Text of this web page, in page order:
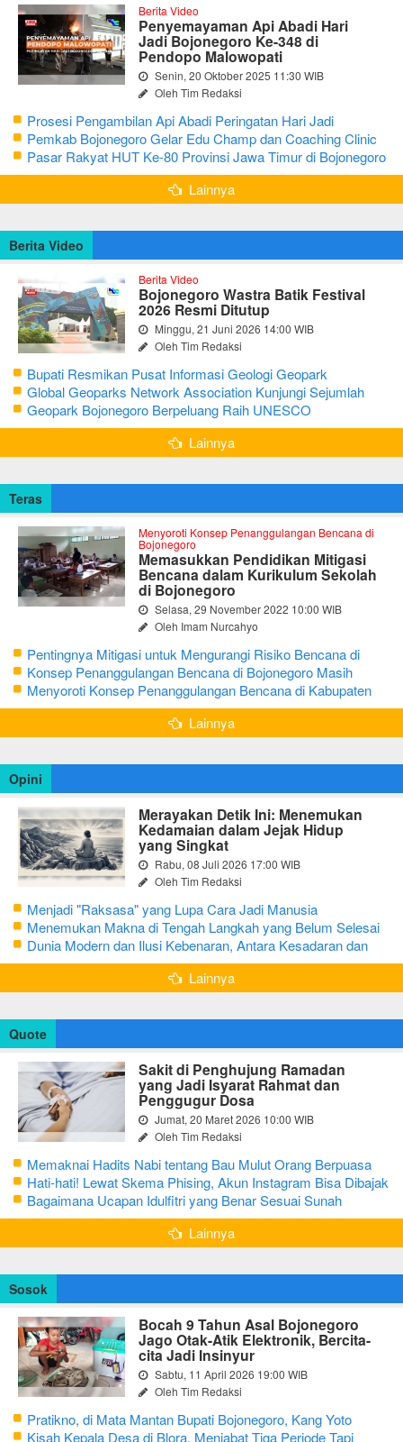
Berita Video
Penyemayaman Api Abadi Hari
Jadi Bojonegoro Ke-348 di
Pendopo Malowopati
Senin, 20 Oktober 2025 11:30 WIB
Oleh Tim Redaksi
Prosesi Pengambilan Api Abadi Peringatan Hari Jadi
Bojonegoro Ke-348
Pemkab Bojonegoro Gelar Edu Champ dan Coaching Clinic
Seni Reog dan Jaranan
Pasar Rakyat HUT Ke-80 Provinsi Jawa Timur di Bojonegoro
Lainnya
Berita Video
Berita Video
Bojonegoro Wastra Batik Festival
2026 Resmi Ditutup
Minggu, 21 Juni 2026 14:00 WIB
Oleh Tim Redaksi
Bupati Resmikan Pusat Informasi Geologi Geopark
Bojonegoro
Global Geoparks Network Association Kunjungi Sejumlah
Geosite di Bojonegoro
Geopark Bojonegoro Berpeluang Raih UNESCO
Global Geopark
Lainnya
Teras
Menyoroti Konsep Penanggulangan Bencana di
Bojonegoro
Memasukkan Pendidikan Mitigasi
Bencana dalam Kurikulum Sekolah
di Bojonegoro
Selasa, 29 November 2022 10:00 WIB
Oleh Imam Nurcahyo
Pentingnya Mitigasi untuk Mengurangi Risiko Bencana di
Bojonegoro
Konsep Penanggulangan Bencana di Bojonegoro Masih
Mengutamakan Tanggap Darurat
Menyoroti Konsep Penanggulangan Bencana di Kabupaten
Bojonegoro
Lainnya
Opini
Merayakan Detik Ini: Menemukan
Kedamaian dalam Jejak Hidup
yang Singkat
Rabu, 08 Juli 2026 17:00 WIB
Oleh Tim Redaksi
Menjadi "Raksasa" yang Lupa Cara Jadi Manusia
Menemukan Makna di Tengah Langkah yang Belum Selesai
Dunia Modern dan Ilusi Kebenaran, Antara Kesadaran dan
terjebak Tipu Daya
Lainnya
Quote
Sakit di Penghujung Ramadan
yang Jadi Isyarat Rahmat dan
Penggugur Dosa
Jumat, 20 Maret 2026 10:00 WIB
Oleh Tim Redaksi
Memaknai Hadits Nabi tentang Bau Mulut Orang Berpuasa
Secara Bijak Agar Tidak Menggangu
Hati-hati! Lewat Skema Phising, Akun Instagram Bisa Dibajak
Kurang dari 3 Menit
Bagaimana Ucapan Idulfitri yang Benar Sesuai Sunah
Rasulullah
Lainnya
Sosok
Bocah 9 Tahun Asal Bojonegoro
Jago Otak-Atik Elektronik, Bercita-
cita Jadi Insinyur
Sabtu, 11 April 2026 19:00 WIB
Oleh Tim Redaksi
Pratikno, di Mata Mantan Bupati Bojonegoro, Kang Yoto
Kisah Kepala Desa di Blora, Menjabat Tiga Periode Tapi